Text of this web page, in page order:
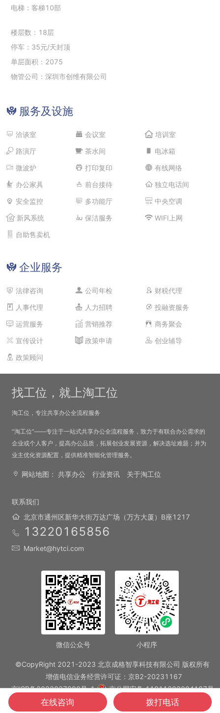
电梯：客梯10部
楼层数：18层
停车：35元/天封顶
单层面积：2075
物管公司：深圳市创维有限公司
服务及设施
洽谈室 会议室
培训室
路演厅
茶水间
电冰箱
微波炉
打印复印
有线网络
办公家具
前台接待
独立电话间
安全监控
多功能厅
中央空调
新风系统
保洁服务
WIFI上网
自助售卖机
企业服务
法律咨询 公司年检
财税代理
人事代理
人力招聘
投融资服务
运营服务
营销推荐
商务聚会
宣传设计
政策申请
创业辅导
政策顾问
找工位，就上淘工位
淘工位，专注共享办公全流程服务
“淘工位”——专注于一站式共享办公全流程服务，致力于有联合办公需求的
企业或个人客户，提高办公品质，拓展创业发展资源，解决选址难题；并为
业主优化资源配置，提供精准智能化管理服务。
网站地图： 共享办公 行业资讯 关于淘工位
联系我们
北京市通州区新华大街万达广场（万方大厦）B座1217
13220165856
Market@hytci.com
微信公众号 小程序
©CopyRight 2021-2023 北京成格智享科技有限公司 版权所有
增值电信业务经营许可证：京B2-20231167
京ICP备2022027990号-1
京公网安备 11011202004187号
在线咨询 拨打电话